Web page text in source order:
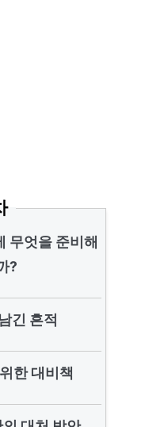
무엇을 준비해
?
긴 흔적
한 대비책